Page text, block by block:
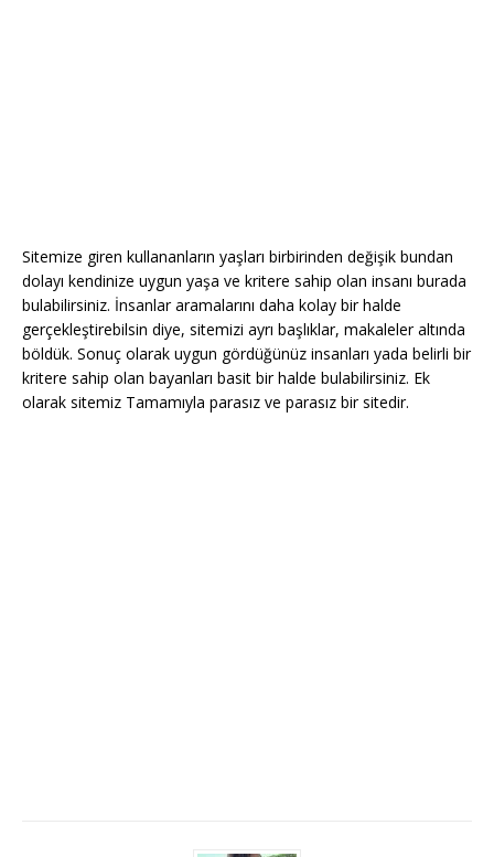
Sitemize giren kullananların yaşları birbirinden değişik bundan
dolayı kendinize uygun yaşa ve kritere sahip olan insanı burada
bulabilirsiniz. İnsanlar aramalarını daha kolay bir halde
gerçekleştirebilsin diye, sitemizi ayrı başlıklar, makaleler altında
böldük. Sonuç olarak uygun gördüğünüz insanları yada belirli bir
kritere sahip olan bayanları basit bir halde bulabilirsiniz. Ek
olarak sitemiz Tamamıyla parasız ve parasız bir sitedir.